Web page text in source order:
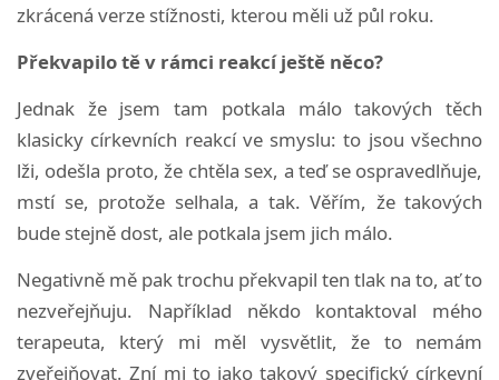
zkrácená verze stížnosti, kterou měli už půl roku.
Překvapilo tě v rámci reakcí ještě něco?
Jednak že jsem tam potkala málo takových těch
klasicky církevních reakcí ve smyslu: to jsou všechno
lži, odešla proto, že chtěla sex, a teď se ospravedlňuje,
mstí se, protože selhala, a tak. Věřím, že takových
bude stejně dost, ale potkala jsem jich málo.
Negativně mě pak trochu překvapil ten tlak na to, ať to
nezveřejňuju. Například někdo kontaktoval mého
terapeuta, který mi měl vysvětlit, že to nemám
zveřejňovat. Zní mi to jako takový specifický církevní